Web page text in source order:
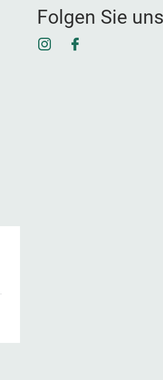
Folgen Sie uns
InstagramFacebook